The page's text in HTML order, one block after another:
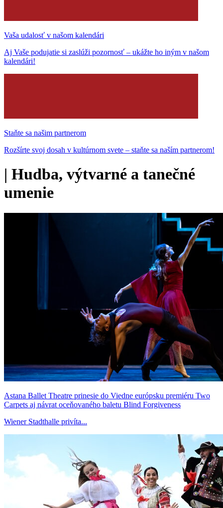
Vaša udalosť v našom kalendári
Aj Vaše podujatie si zaslúži pozornosť – ukážte ho iným v našom
kalendári!
Staňte sa našim partnerom
Rozšírte svoj dosah v kultúrnom svete – staňte sa naším partnerom!
| Hudba, výtvarné a tanečné
umenie
Astana Ballet Theatre prinesie do Viedne európsku premiéru Two
Carpets aj návrat oceňovaného baletu Blind Forgiveness
Wiener Stadthalle privíta...